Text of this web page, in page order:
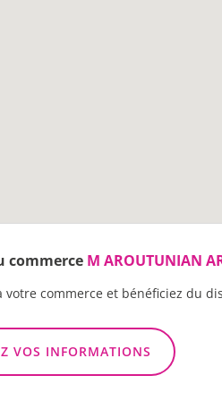
commerce M AROUTUNIAN
commerce et bénéficiez du
VOS INFORMATIONS